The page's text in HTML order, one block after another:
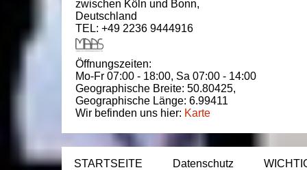
zwischen Köln und Bonn,
Deutschland
TEL: +49 2236 9444916
Öffnungszeiten:
Mo-Fr 07:00 - 18:00, Sa 07:00 - 14:00
Geographische Breite: 50.80425,
Geographische Länge: 6.99411
Wir befinden uns hier: Karte
STARTSEITE Datenschutz